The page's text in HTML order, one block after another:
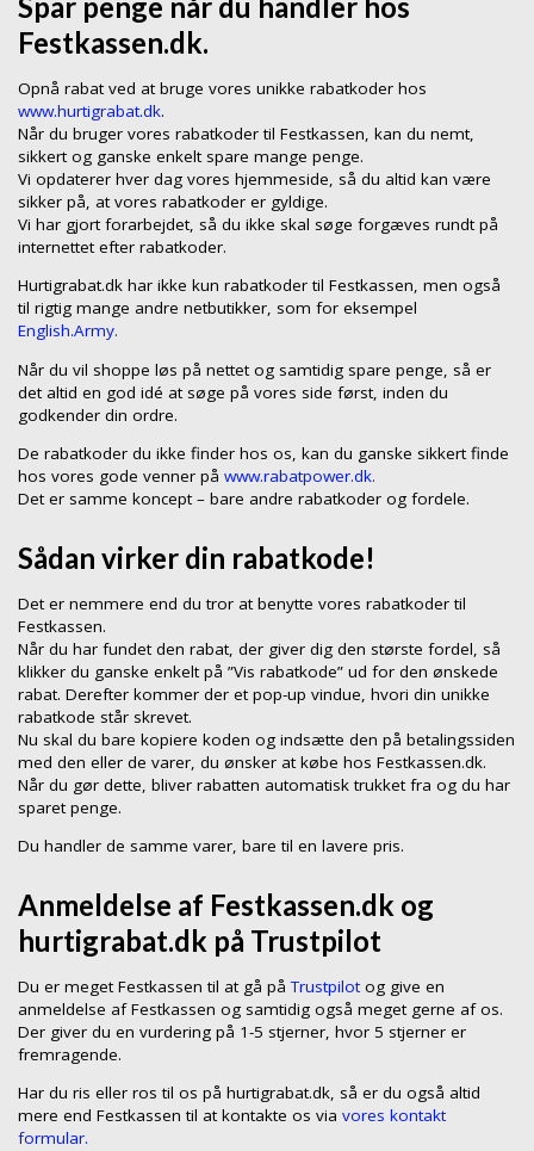
Festkassen.dk.
Opnå rabat ved at bruge vores unikke rabatkoder hos
www.hurtigrabat.dk.
Når du bruger vores rabatkoder til Festkassen, kan du nemt,
sikkert og ganske enkelt spare mange penge.
Vi opdaterer hver dag vores hjemmeside, så du altid kan være
sikker på, at vores rabatkoder er gyldige.
Vi har gjort forarbejdet, så du ikke skal søge forgæves rundt på
internettet efter rabatkoder.
Hurtigrabat.dk har ikke kun rabatkoder til Festkassen, men også
til rigtig mange andre netbutikker, som for eksempel
English.Army.
Når du vil shoppe løs på nettet og samtidig spare penge, så er
det altid en god idé at søge på vores side først, inden du
godkender din ordre.
De rabatkoder du ikke finder hos os, kan du ganske sikkert finde
hos vores gode venner på www.rabatpower.dk.
Det er samme koncept – bare andre rabatkoder og fordele.
Sådan virker din rabatkode!
Det er nemmere end du tror at benytte vores rabatkoder til
Festkassen.
Når du har fundet den rabat, der giver dig den største fordel, så
klikker du ganske enkelt på ”Vis rabatkode” ud for den ønskede
rabat. Derefter kommer der et pop-up vindue, hvori din unikke
rabatkode står skrevet.
Nu skal du bare kopiere koden og indsætte den på betalingssiden
med den eller de varer, du ønsker at købe hos Festkassen.dk.
Når du gør dette, bliver rabatten automatisk trukket fra og du har
sparet penge.
Du handler de samme varer, bare til en lavere pris.
Anmeldelse af Festkassen.dk og
hurtigrabat.dk på Trustpilot
Du er meget Festkassen til at gå påTrustpilotog give en
anmeldelse af Festkassen og samtidig også meget gerne af os.
Der giver du en vurdering på 1-5 stjerner, hvor 5 stjerner er
fremragende.
Har du ris eller ros til os på hurtigrabat.dk, så er du også altid
mere end Festkassen til at kontakte os via vores kontakt
formular.